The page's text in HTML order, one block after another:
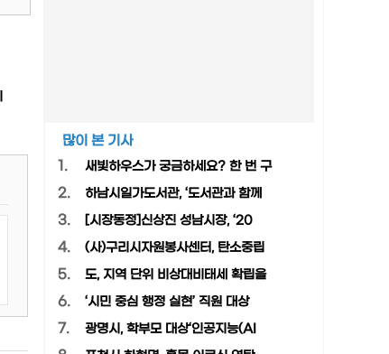
많이 본 기사
1.
새빛하우스가 궁금하세요? 한 번 구
2. 하남시일가도서관, ‘도서관과 함께
3. [시장동정]신상진 성남시장, ‘20
4. (사)구리시자원봉사센터, 탄소중립
5. 도, 지역 단위 비상대비태세 확립을
6. ‘시민 중심 행정 실현’ 직원 대상
7. 광명시, 학부모 대상‘인공지능(AI